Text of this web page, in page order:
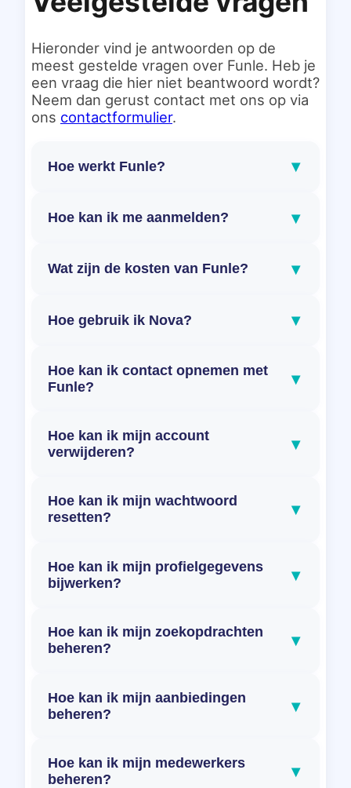
Hieronder vind je antwoorden op de
meest gestelde vragen over Funle. Heb je
een vraag die hier niet beantwoord wordt?
Neem dan gerust contact met ons op via
ons contactformulier.
Hoe werkt Funle? ▾
Hoe kan ik me aanmelden? ▾
Wat zijn de kosten van Funle? ▾
Hoe gebruik ik Nova? ▾
Hoe kan ik contact opnemen met
Funle?
▾
Hoe kan ik mijn account
verwijderen?
▾
Hoe kan ik mijn wachtwoord
resetten?
▾
Hoe kan ik mijn profielgegevens
bijwerken?
▾
Hoe kan ik mijn zoekopdrachten
beheren?
▾
Hoe kan ik mijn aanbiedingen
beheren?
▾
Hoe kan ik mijn medewerkers
beheren?
▾